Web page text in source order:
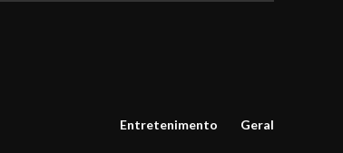
Entretenimento Geral